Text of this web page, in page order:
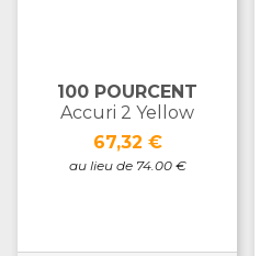
100 POURCENT
Accuri 2 Yellow
Prix
67,32 €
au lieu de 74.00 €